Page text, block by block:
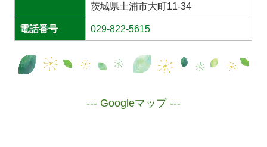
茨城県土浦市大町11-34
電話番号 029-822-5615
--- Googleマップ ---